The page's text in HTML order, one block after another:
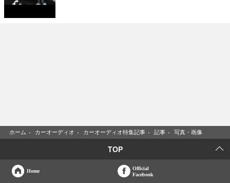
ホーム › カーオーディオ › カーオーディオ特集記事 › 記事 › 写真・画像
TOP
Home
Official
Facebook